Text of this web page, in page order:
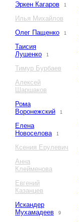
Эркен Кагаров
1
Илья Михайлов
Олег Пащенко
1
Таисия
Лушенко
1
Тимур Бурбаев
Алексей
Шаршаков
Рома
Воронежский
1
Елена
Новоселова
1
Ксения Ерулевич
Анна
Клейменова
Евгений
Казанцев
Искандер
Мухамадеев
9